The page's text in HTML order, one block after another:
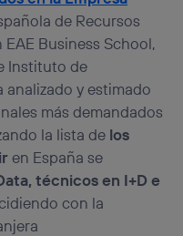
de Recursos
Business School,
Instituto de
y estimado
más demandados
la lista de los
en España se
técnicos en I+D e
con la